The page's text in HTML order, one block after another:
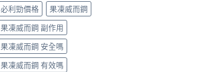
南〉
中
必利勁價格
果凍威而鋼
果凍威而鋼 副作用
果凍威而鋼 安全嗎
果凍威而鋼 有效嗎